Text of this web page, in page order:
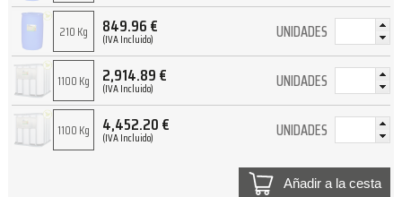
210 Kg 849.96€
(IVA Incluido) UNIDADES
1100 Kg 2,914.89€
(IVA Incluido) UNIDADES
1100 Kg 4,452.20€
(IVA Incluido) UNIDADES
Añadir a la cesta